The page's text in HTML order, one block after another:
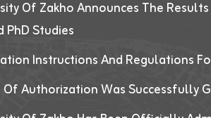
Of Zakho Announces The
PhD Studies
Instructions And Regulations
Authorization Was Successfully